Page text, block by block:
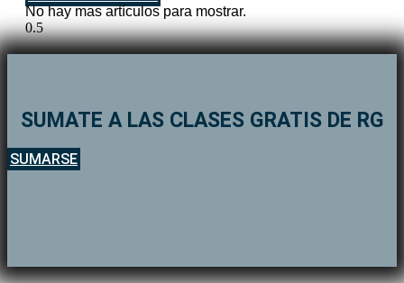
No hay mas artículos para mostrar.
SUMATE A LAS CLASES GRATIS DE RG
SUMARSE